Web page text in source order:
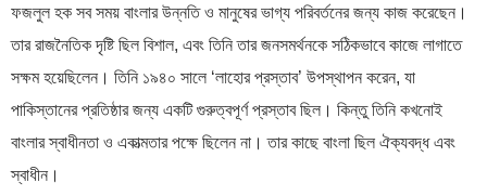
ফজলুল হক সব সময় বাংলার উন্নতি ও মানুষের ভাগ্য পরিবর্তনের জন্য কাজ করেছেন।
তার রাজনৈতিক দৃষ্টি ছিল বিশাল, এবং তিনি তার জনসমর্থনকে সঠিকভাবে কাজে লাগাতে
সক্ষম হয়েছিলেন। তিনি ১৯৪০ সালে ‘লাহোর প্রস্তাব’ উপস্থাপন করেন, যা
পাকিস্তানের প্রতিষ্ঠার জন্য একটি গুরুত্বপূর্ণ প্রস্তাব ছিল। কিন্তু তিনি কখনোই
বাংলার স্বাধীনতা ও একাত্মতার পক্ষে ছিলেন না। তার কাছে বাংলা ছিল ঐক্যবদ্ধ এবং
স্বাধীন।